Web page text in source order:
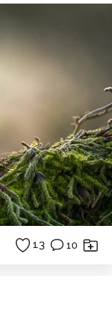
13 10